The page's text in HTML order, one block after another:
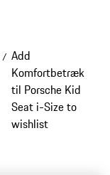
/ Add
Komfortbetræk
til Porsche Kid
Seat i-Size to
wishlist